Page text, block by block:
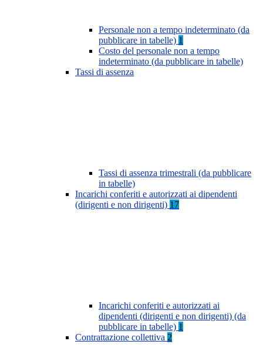
Personale non a tempo indeterminato (da
pubblicare in tabelle) 1
Costo del personale non a tempo
indeterminato (da pubblicare in tabelle)
Tassi di assenza
Tassi di assenza trimestrali (da pubblicare
in tabelle)
Incarichi conferiti e autorizzati ai dipendenti
(dirigenti e non dirigenti) 17
Incarichi conferiti e autorizzati ai
dipendenti (dirigenti e non dirigenti) (da
pubblicare in tabelle) 1
Contrattazione collettiva 2